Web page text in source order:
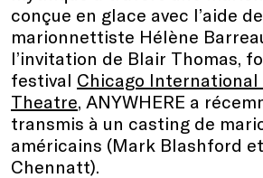
conçue en glace avec l’aide
marionnettiste Hélène
l’invitation de Blair Thomas,
festival Chicago International
Theatre, ANYWHERE a
transmis à un casting de
américains (Mark Blashford
Chennatt).